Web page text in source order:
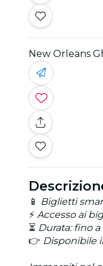
New Orleans
📱
Biglietti
⚡ Accesso ai
⏳ Durata: fino a
👉 Disponibile